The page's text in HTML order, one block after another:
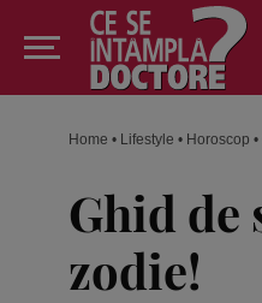
Home • Lifestyle • Horoscop •
Ghid de
zodie!